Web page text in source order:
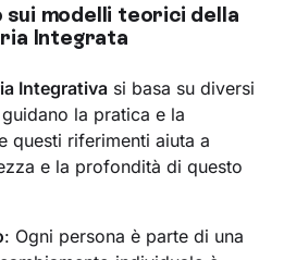
modelli teorici della
Integrata
Integrativa si basa su diversi
la pratica e la
questi riferimenti aiuta a
e la profondità di questo
: Ogni persona è parte di una